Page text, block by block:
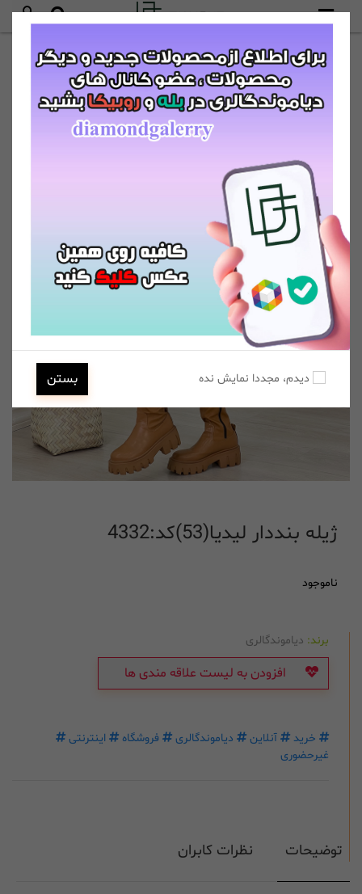
ژیله بنددار لیدیا(53)کد:4332
ناموجود
برند: دیاموندگالری
افزودن به لیست علاقه مندی ها
خرید آنلاین دیاموندگالری فروشگاه
اینترنتی
غیرحضوری
توضیحات نظرات کابران
دیدم، مجددا نمایش نده بستن